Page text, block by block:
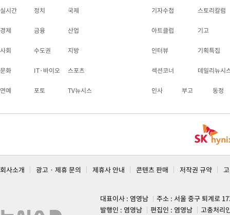
실시간 정치 국제
경제 금융 산업
사회 수도권 지방
문화 IT·바이오 스포츠
연예 포토 TV뉴시스
기자수첩 스토리칼럼
아트클럽 기고
인터뷰 기획특집
섹션코너 데일리뉴시
인사 부고 동정
회사소개 광고 · 제휴 문의 제휴사 안내 콘텐츠 판매 저작권 규약
대표이사 : 염영남
주소 : 서울 중구 퇴계로
발행인 : 염영남
편집인 : 염영남
고충처리